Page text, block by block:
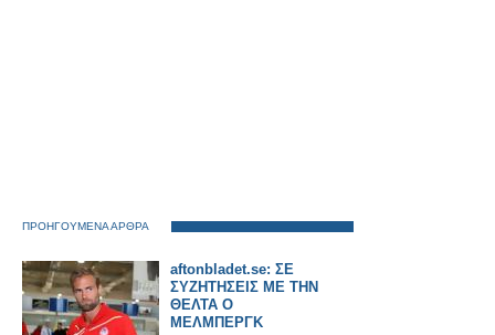
ΠΡΟΗΓΟΥΜΕΝΑ ΑΡΘΡΑ
aftonbladet.se: ΣΕ
ΣΥΖΗΤΗΣΕΙΣ ΜΕ ΤΗΝ
ΘΕΛΤΑ Ο
ΜΕΛΜΠΕΡΓΚ